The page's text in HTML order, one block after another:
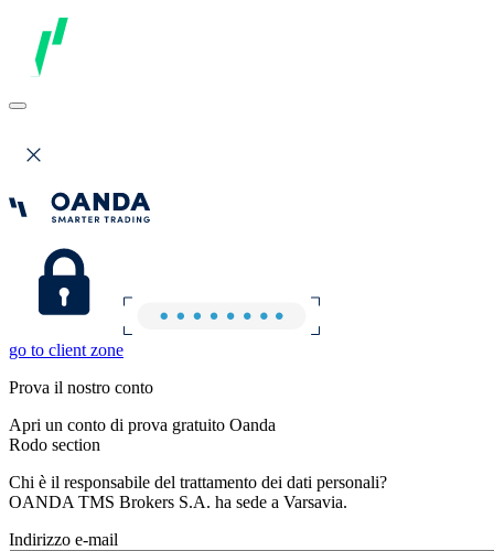
go to client zone
Prova il nostro conto
Apri un conto di prova gratuito Oanda
Rodo section
Chi è il responsabile del trattamento dei dati personali?
OANDA TMS Brokers S.A. ha sede a Varsavia.
Indirizzo e-mail